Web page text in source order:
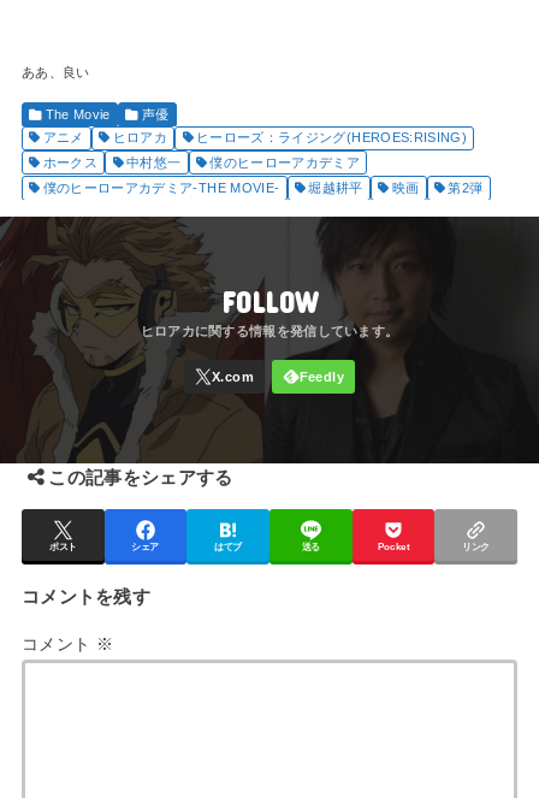
ああ、良い
The Movie
声優
アニメ
ヒロアカ
ヒーローズ：ライジング(HEROES:RISING)
ホークス
中村悠一
僕のヒーローアカデミア
僕のヒーローアカデミア-THE MOVIE-
堀越耕平 映画 第2弾
FOLLOW
この記事をシェアする
ポスト シェア はてブ 送る Pocket リンク
コメントを残す
コメント ※